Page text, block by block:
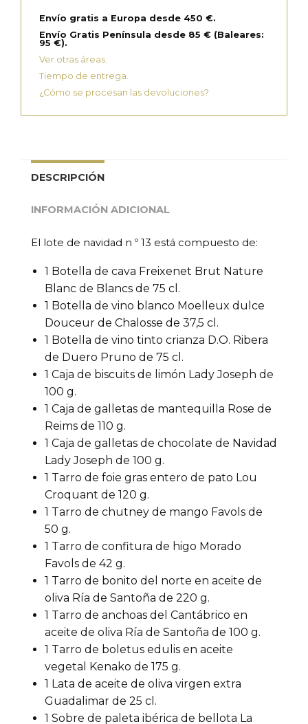
Envío gratis a Europa desde 450 €.
Envío Gratis Península desde 85 € (Baleares:
95 €).
Ver otras áreas.
Tiempo de entrega.
¿Cómo se procesan las devoluciones?
DESCRIPCIÓN
INFORMACIÓN ADICIONAL
El lote de navidad n º 13 está compuesto de:
1 Botella de cava Freixenet Brut Nature
Blanc de Blancs de 75 cl.
1 Botella de vino blanco Moelleux dulce
Douceur de Chalosse de 37,5 cl.
1 Botella de vino tinto crianza D.O. Ribera
de Duero Pruno de 75 cl.
1 Caja de biscuits de limón Lady Joseph de
100 g.
1 Caja de galletas de mantequilla Rose de
Reims de 110 g.
1 Caja de galletas de chocolate de Navidad
Lady Joseph de 100 g.
1 Tarro de foie gras entero de pato Lou
Croquant de 120 g.
1 Tarro de chutney de mango Favols de
50 g.
1 Tarro de confitura de higo Morado
Favols de 42 g.
1 Tarro de bonito del norte en aceite de
oliva Ría de Santoña de 220 g.
1 Tarro de anchoas del Cantábrico en
aceite de oliva Ría de Santoña de 100 g.
1 Tarro de boletus edulis en aceite
vegetal Kenako de 175 g.
1 Lata de aceite de oliva virgen extra
Guadalimar de 25 cl.
1 Sobre de paleta ibérica de bellota La